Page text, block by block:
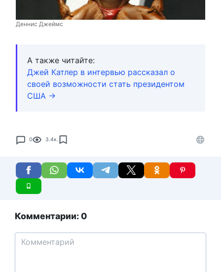
Деннис Джеймс
А также читайте:
Джей Катлер в интервью рассказал о
своей возможности стать президентом
США →
0 3.4к.
Комментарии: 0